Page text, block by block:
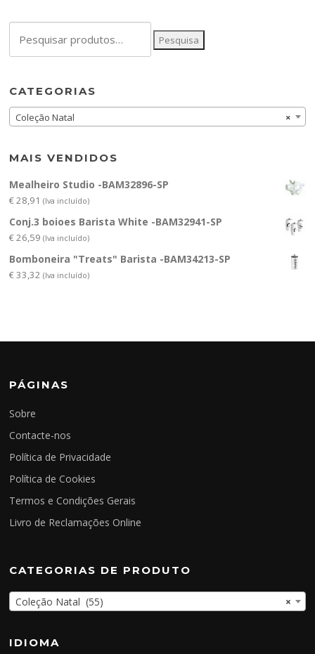
por:
Pesquisa
CATEGORIAS
×
Coleção Natal
MAIS VENDIDOS
Mealheiro Studio -BAM32896-SP
€28,91 (Iva incluído)
Conj.3 boioes Barista White -BAM32941-SP
€26,59 (Iva incluído)
Bomboneira "Treats" Barista -BAM34213-SP
€33,32 (Iva incluído)
PÁGINAS
Sobre
Contacte-nos
Política de Privacidade
Política de Cookies
Termos e Condições Gerais
Livro de Reclamações Online
CATEGORIAS DE PRODUTO
×
Coleção Natal (55)
IDIOMA